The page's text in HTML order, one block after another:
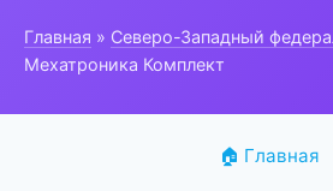
Главная » Северо-Западный
Мехатроника Комплект
🏠 Главная